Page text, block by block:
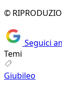
©
Seguici
Temi
Giubileo